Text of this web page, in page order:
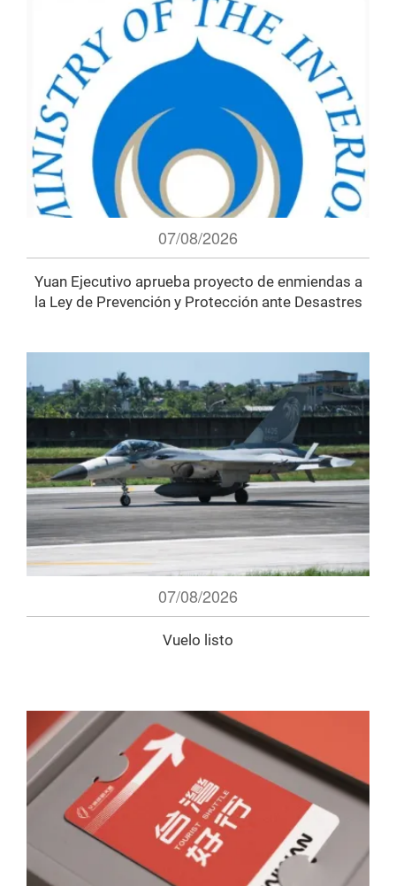
07/08/2026
Yuan Ejecutivo aprueba proyecto de enmiendas a
la Ley de Prevención y Protección ante Desastres
07/08/2026
Vuelo listo